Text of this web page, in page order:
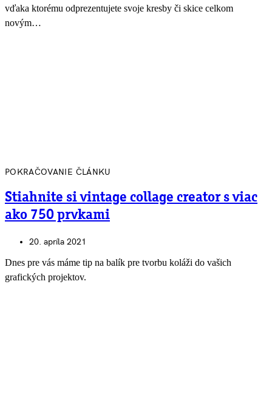
vďaka ktorému odprezentujete svoje kresby či skice celkom
novým…
POKRAČOVANIE ČLÁNKU
Stiahnite si vintage collage creator s viac
ako 750 prvkami
20. apríla 2021
Dnes pre vás máme tip na balík pre tvorbu koláži do vašich
grafických projektov.